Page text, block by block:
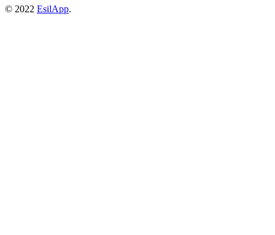
© 2022 EsilApp.